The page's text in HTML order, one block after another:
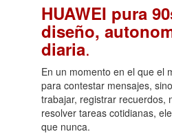
HUAWEI pura
diseño,
diaria.
En un momento en el que el
para contestar mensajes,
trabajar, registrar recuerdos,
resolver tareas cotidianas,
que nunca.